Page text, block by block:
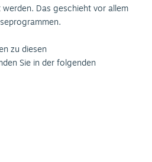
Das geschieht vor allem
zu diesen
Sie in der folgenden